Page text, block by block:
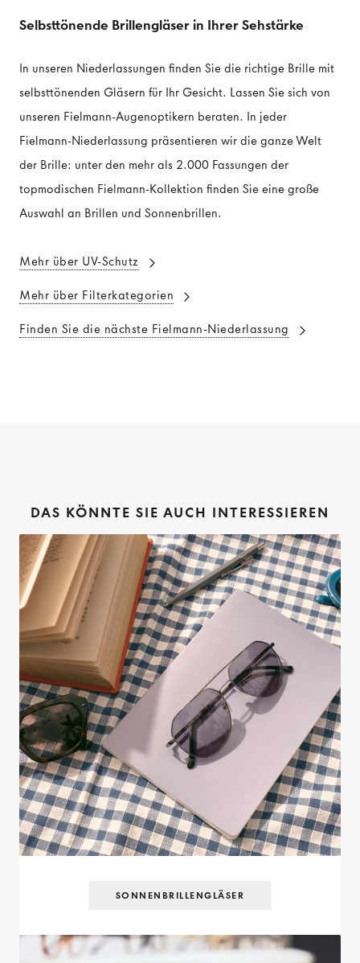
Selbsttönende Brillengläser in Ihrer Sehstärke
In unseren Niederlassungen finden Sie die richtige Brille mit
selbsttönenden Gläsern für Ihr Gesicht. Lassen Sie sich von
unseren Fielmann-Augenoptikern beraten. In jeder
Fielmann-Niederlassung präsentieren wir die ganze Welt
der Brille: unter den mehr als 2.000 Fassungen der
topmodischen Fielmann-Kollektion finden Sie eine große
Auswahl an Brillen und Sonnenbrillen.
Mehr über UV-Schutz
Mehr über Filterkategorien
Finden Sie die nächste Fielmann-Niederlassung
DAS KÖNNTE SIE AUCH INTERESSIEREN
SONNENBRILLEN­GLÄSER